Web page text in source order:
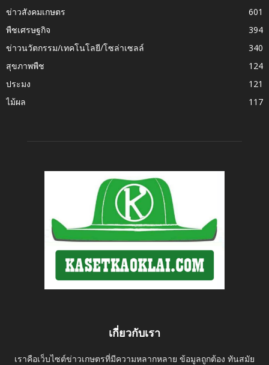
ข่าวสังคมเกษตร
601
พืชเศรษฐกิจ
394
ข่าวนวัตกรรม/เทคโนโลยี/โซล่าเซลล์
340
สุขภาพพืช
124
ประมง
121
ไม้ผล
117
เกี่ยวกับเรา
เราคือเว็บไซต์ข่าวเกษตรที่มีความหลากหลาย ข้อมูลถูกต้อง ทันสมัย